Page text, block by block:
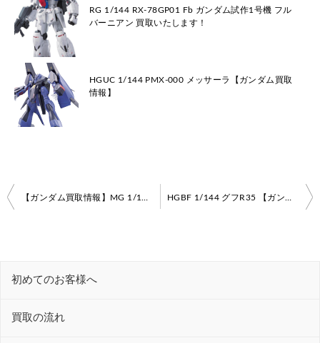
RG 1/144 RX-78GP01 Fb ガンダム試作1号機 フル
バーニアン 買取いたします！
HGUC 1/144 PMX-000 メッサーラ【ガンダム買取
情報】
投
ゲ
ー
【ガンダム買取情報】MG 1/100 ZGMF-X20A ストライクフリーダムガンダム HGBF 1/144 グフR35 【ガンダム買取情報】【ガンダムビルドファイターズ】
初めてのお客様へ
買取の流れ